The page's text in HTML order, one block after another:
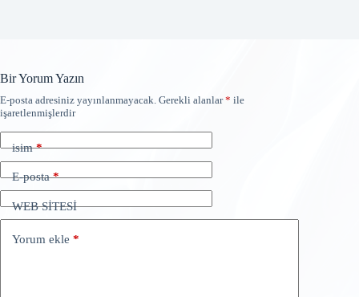
Bir Yorum Yazın
E-posta adresiniz yayınlanmayacak. Gerekli alanlar* ile
işaretlenmişlerdir
isim*
E-posta*
WEB SİTESİ
Yorum ekle *